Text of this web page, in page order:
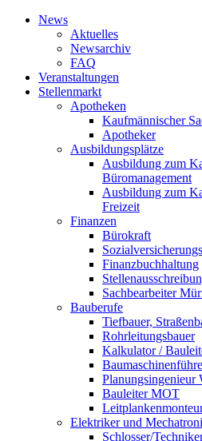
News
Aktuelles
Newsarchiv
FAQ
Veranstaltungen
Stellenmarkt
Apotheken
Kaufmännischer
Apotheker
Ausbildungsplätze
Ausbildung zum
Büromanagement
Ausbildung zum
Freizeit
Finanzen
Bürokraft
Finanzbuchhaltung
Sachbearbeiter
Bauberufe
Tiefbauer,
Rohrleitungsbauer
Kalkulator /
Planungsingenieur
Bauleiter MOT
Elektriker und
Schlosser/